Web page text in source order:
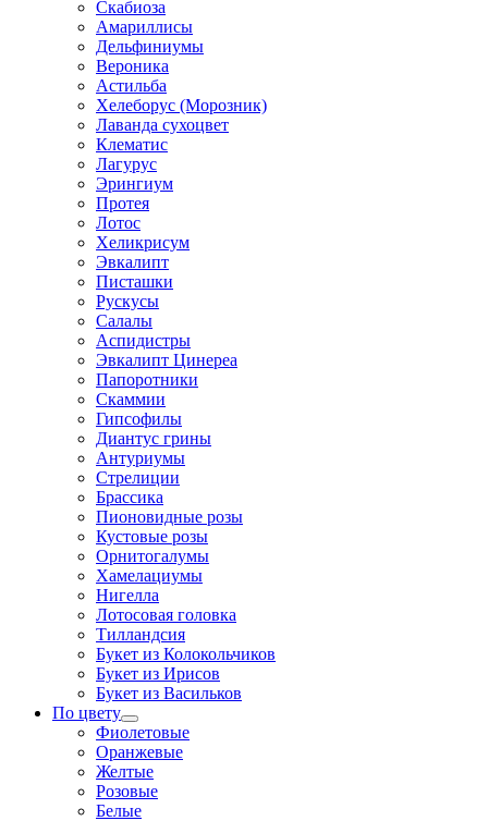
Скабиоза
Амариллисы
Дельфиниумы
Вероника
Астильба
Хелеборус (Морозник)
Лаванда сухоцвет
Клематис
Лагурус
Эрингиум
Протея
Лотос
Хеликрисум
Эвкалипт
Писташки
Рускусы
Салалы
Аспидистры
Эвкалипт Цинереа
Папоротники
Скаммии
Гипсофилы
Диантус грины
Антуриумы
Стрелиции
Брассика
Пионовидные розы
Кустовые розы
Орнитогалумы
Хамелациумы
Нигелла
Лотосовая головка
Тилландсия
Букет из Колокольчиков
Букет из Ирисов
Букет из Васильков
По цвету
Фиолетовые
Оранжевые
Желтые
Розовые
Белые